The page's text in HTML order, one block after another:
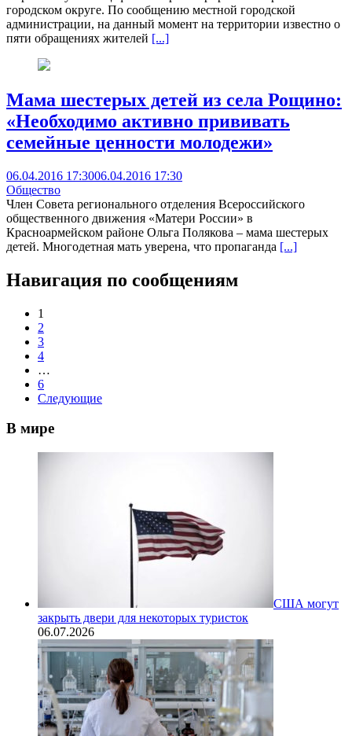
городском округе. По сообщению местной городской
администрации, на данный момент на территории известно о
пяти обращениях жителей [...]
Мама шестерых детей из села Рощино:
«Необходимо активно прививать
семейные ценности молодежи»
06.04.2016 17:3006.04.2016 17:30
Общество
Член Совета регионального отделения Всероссийского
общественного движения «Матери России» в
Красноармейском районе Ольга Полякова – мама шестерых
детей. Многодетная мать уверена, что пропаганда [...]
Навигация по сообщениям
1
2
3
4
…
6
Следующие
В мире
США могут
закрыть двери для некоторых туристок
06.07.2026